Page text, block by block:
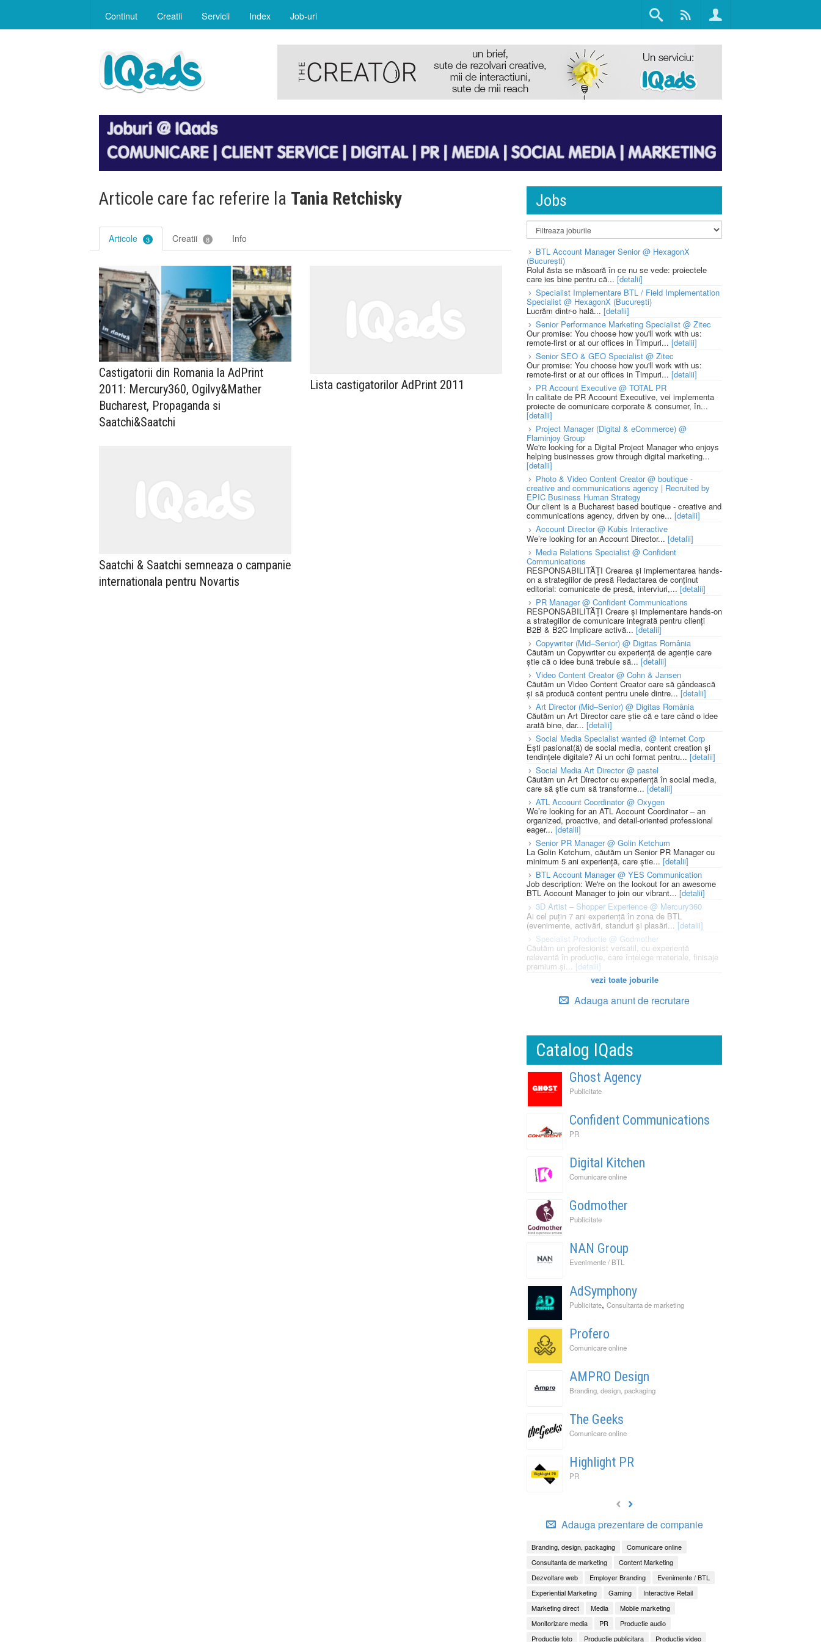
Continut Creatii Servicii Index Job-uri
Articole care fac referire la Tania Retchisky
Articole 3 Creatii 8 Info
Castigatorii din Romania la AdPrint
2011: Mercury360, Ogilvy&Mather
Bucharest, Propaganda si
Saatchi&Saatchi
Lista castigatorilor AdPrint 2011
Saatchi & Saatchi semneaza o campanie
internationala pentru Novartis
Jobs
BTL Account Manager Senior @ HexagonX
(București)
Rolul ăsta se măsoară în ce nu se vede: proiectele
care ies bine pentru că... [detalii]
Specialist Implementare BTL / Field Implementation
Specialist @ HexagonX (București)
Lucrăm dintr-o hală... [detalii]
Senior Performance Marketing Specialist @ Zitec
Our promise: You choose how you'll work with us:
remote-first or at our offices in Timpuri... [detalii]
Senior SEO & GEO Specialist @ Zitec
Our promise: You choose how you'll work with us:
remote-first or at our offices in Timpuri... [detalii]
PR Account Executive @ TOTAL PR
În calitate de PR Account Executive, vei implementa
proiecte de comunicare corporate & consumer, în...
[detalii]
Project Manager (Digital & eCommerce) @
Flaminjoy Group
We're looking for a Digital Project Manager who enjoys
helping businesses grow through digital marketing...
[detalii]
Photo & Video Content Creator @ boutique -
creative and communications agency | Recruited by
EPIC Business Human Strategy
Our client is a Bucharest based boutique - creative and
communications agency, driven by one... [detalii]
Account Director @ Kubis Interactive
We’re looking for an Account Director... [detalii]
Media Relations Specialist @ Confident
Communications
RESPONSABILITĂȚI Crearea și implementarea hands-
on a strategiilor de presă Redactarea de conținut
editorial: comunicate de presă, interviuri,... [detalii]
PR Manager @ Confident Communications
RESPONSABILITĂȚI Creare și implementare hands-on
a strategiilor de comunicare integrată pentru clienți
B2B & B2C Implicare activă... [detalii]
Copywriter (Mid–Senior) @ Digitas România
Căutăm un Copywriter cu experiență de agenție care
știe că o idee bună trebuie să... [detalii]
Video Content Creator @ Cohn & Jansen
Căutăm un Video Content Creator care să gândească
și să producă content pentru unele dintre...[detalii]
Art Director (Mid–Senior) @ Digitas România
Căutăm un Art Director care știe că e tare când o idee
arată bine, dar... [detalii]
Social Media Specialist wanted @ Internet Corp
Ești pasionat(ă) de social media, content creation și
tendințele digitale? Ai un ochi format pentru... [detalii]
Social Media Art Director @ pastel
Căutăm un Art Director cu experiență în social media,
care să știe cum să transforme... [detalii]
ATL Account Coordinator @ Oxygen
We’re looking for an ATL Account Coordinator – an
organized, proactive, and detail-oriented professional
eager... [detalii]
Senior PR Manager @ Golin Ketchum
La Golin Ketchum, căutăm un Senior PR Manager cu
minimum 5 ani experiență, care știe... [detalii]
BTL Account Manager @ YES Communication
Job description: We're on the lookout for an awesome
BTL Account Manager to join our vibrant... [detalii]
3D Artist – Shopper Experience @ Mercury360
Ai cel puțin 7 ani experiență în zona de BTL
(evenimente, activări, standuri și plasări... [detalii]
Specialist Productie @ Godmother
Căutăm un profesionist versatil, cu experiență
relevantă în producție, care înțelege materiale, finisaje
premium și... [detalii]
vezi toate joburile
Adauga anunt de recrutare
Catalog IQads
Ghost Agency
Publicitate
Confident Communications
PR
Digital Kitchen
Comunicare online
Godmother
Publicitate
NAN Group
Evenimente / BTL
AdSymphony
Publicitate, Consultanta de marketing
Profero
Comunicare online
AMPRO Design
Branding, design, packaging
The Geeks
Comunicare online
Highlight PR
PR
Adauga prezentare de companie
Branding, design, packaging
Comunicare online
Consultanta de marketing
Content Marketing
Dezvoltare web
Employer Branding
Evenimente / BTL
Experiential Marketing
Gaming
Interactive Retail
Marketing direct
Media
Mobile marketing
Monitorizare media
PR
Productie audio
Productie foto
Productie publicitara Productie video